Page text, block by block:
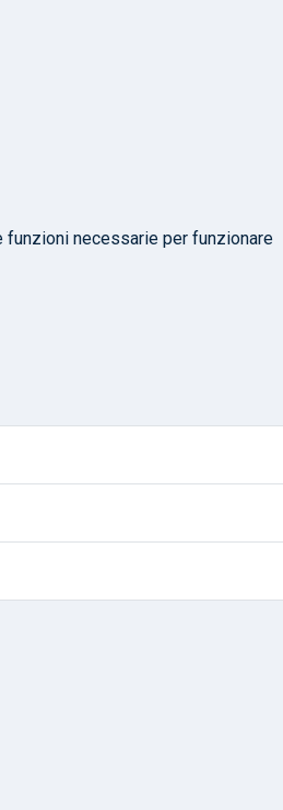
funzioni necessarie per funzionare